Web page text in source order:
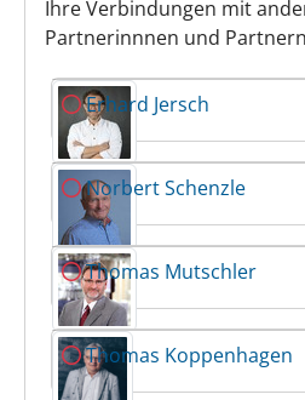
Ihre Verbindungen mit
Partnerinnnen und
Erhard Jersch
Norbert Schenzle
Thomas Mutschler
Thomas Koppenhagen